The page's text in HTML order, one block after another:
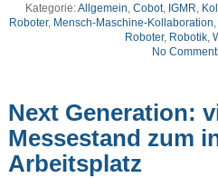
Kategorie:Allgemein ,Cobot, IGMR
Roboter, Mensch-Maschine-Kollaboration
Roboter, Robotik ,
No
Next Generation:
Messestand zum
Arbeitsplatz